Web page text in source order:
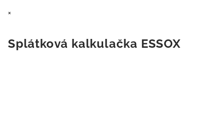
×
Splátková kalkulačka ESSOX